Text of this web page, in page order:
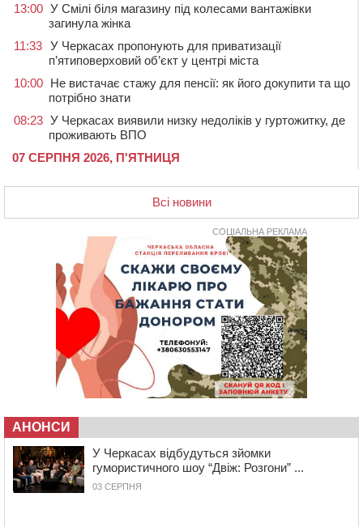
13:00 У Смілі біля магазину під колесами вантажівки
загинула жінка
11:33 У Черкасах пропонують для приватизації
п’ятиповерховий об’єкт у центрі міста
10:00 Не вистачає стажу для пенсії: як його докупити та що
потрібно знати
08:23 У Черкасах виявили низку недоліків у гуртожитку, де
проживають ВПО
07 СЕРПНЯ 2026, П'ЯТНИЦЯ
20:13 Черкаси виділять близько 20 млн грн на роботу
ліцею “Перспектива” до кінця року
На Уманщині суд припинив право оренди земельних
ділянок, незаконно переданих іноземцем
Вихователька з Черкас і дві педагогині з області
стали фіналістками Global Teacher Prize Ukraine 2026
Зарядка, йога, сапи та нові знайомства: у Черкасах
закрили сезон літнього табору для людей поважного
віку
“Це страшна несправедливість”: мати хворого на
СМА 13-річного хлопця із Драбівщини просить
ОВА виділити кошти на дороговартісні ліки
17:15 На Уманщині судитимуть колишню очільницю відділу
освіти через закупівлю електрики за завищеною
ціною
16:40 У Черкасах провели в останню путь двох
Всі новини
СОЦІАЛЬНА РЕКЛАМА
АНОНСИ
У Черкасах відбудуться зйомки
гумористичного шоу “Двіж: Розгони” ...
03 СЕРПНЯ